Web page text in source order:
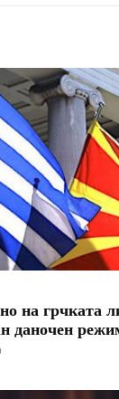
на грчката
даночен